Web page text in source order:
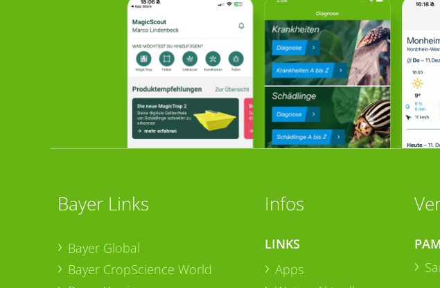
Bayer Links
Bayer Global
Bayer CropScience World
Infos
LINKS
Apps